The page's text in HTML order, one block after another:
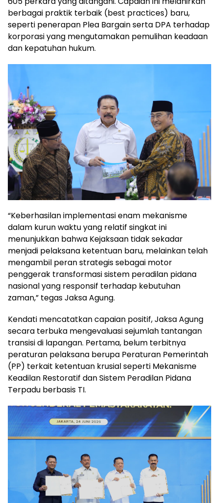
berbagai praktik terbaik (best practices) baru,
seperti penerapan Plea Bargain serta DPA terhadap
korporasi yang mengutamakan pemulihan keadaan
dan kepatuhan hukum.
“Keberhasilan implementasi enam mekanisme
dalam kurun waktu yang relatif singkat ini
menunjukkan bahwa Kejaksaan tidak sekadar
menjadi pelaksana ketentuan baru, melainkan telah
mengambil peran strategis sebagai motor
penggerak transformasi sistem peradilan pidana
nasional yang responsif terhadap kebutuhan
zaman,” tegas Jaksa Agung.
Kendati mencatatkan capaian positif, Jaksa Agung
secara terbuka mengevaluasi sejumlah tantangan
transisi di lapangan. Pertama, belum terbitnya
peraturan pelaksana berupa Peraturan Pemerintah
(PP) terkait ketentuan krusial seperti Mekanisme
Keadilan Restoratif dan Sistem Peradilan Pidana
Terpadu berbasis TI.